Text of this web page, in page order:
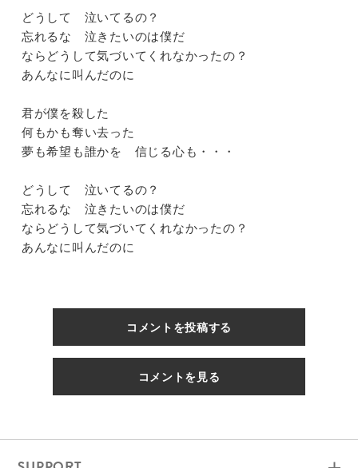
どうして 泣いてるの？
忘れるな 泣きたいのは僕だ
ならどうして気づいてくれなかったの？
あんなに叫んだのに
君が僕を殺した
何もかも奪い去った
夢も希望も誰かを 信じる心も・・・
どうして 泣いてるの？
忘れるな 泣きたいのは僕だ
ならどうして気づいてくれなかったの？
あんなに叫んだのに
コメントを投稿する
コメントを見る